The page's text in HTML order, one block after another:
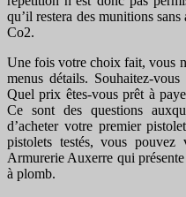
qu’il restera des munitions
Co2.
Une fois votre choix fait, vous
menus détails. Souhaitez-
Quel prix êtes-vous prêt à
Ce sont des questions
d’acheter votre premier
pistolets testés, vous pouvez
Armurerie Auxerre qui
à plomb.